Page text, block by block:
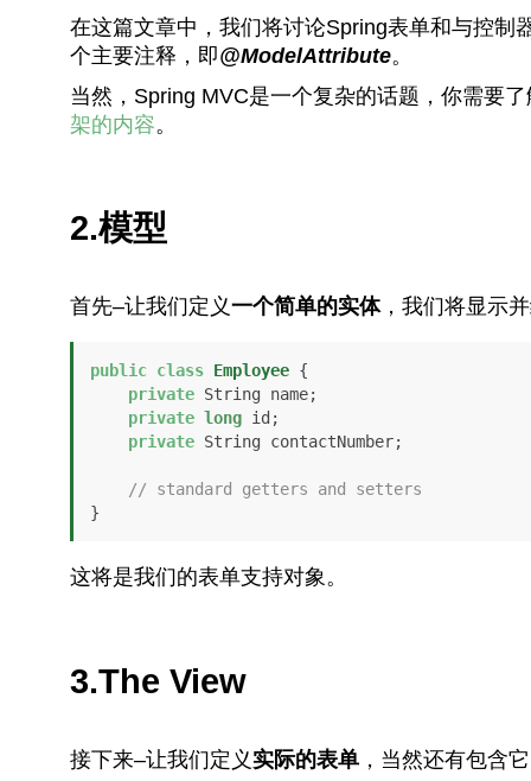
在这篇文章中，我们将讨论Spring表单和与控制
个主要注释，即@ModelAttribute。
当然，Spring MVC是一个复杂的话题，你需要
架的内容。
2.模型
首先–让我们定义一个简单的实体，我们将显示
public class Employee {
private String name;
private long id;
private String contactNumber;
// standard getters and setters
}
这将是我们的表单支持对象。
3.The View
接下来–让我们定义 实际的表单，当然还有包含